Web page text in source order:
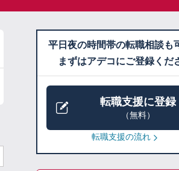
平日夜の時間帯の転職相談も
まずはアデコにご登録くだ
転職支援に登録
（無料）
転職支援の流れ